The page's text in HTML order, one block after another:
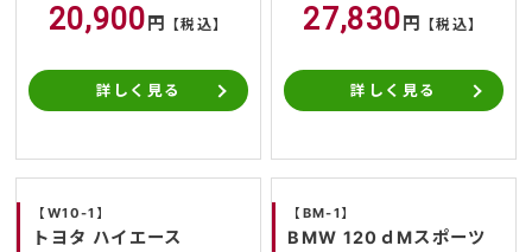
20,900 円 【税込】
詳しく見る
27,830 円 【税込】
詳しく見る
【W10-1】
トヨタ ハイエース
【BM-1】
BMW 120ｄMスポーツ